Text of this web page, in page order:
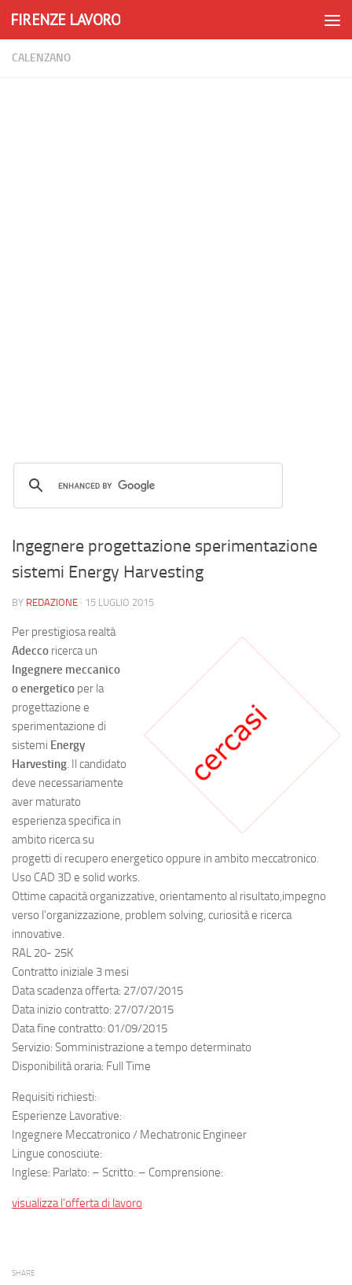
Skip to content
FIRENZE LAVORO
CALENZANO
Ingegnere progettazione sperimentazione
sistemi Energy Harvesting
BY REDAZIONE · 15 LUGLIO 2015
Per prestigiosa realtà
Adecco ricerca un
Ingegnere meccanico
o energetico per la
progettazione e
sperimentazione di
sistemi Energy
Harvesting. Il candidato
deve necessariamente
aver maturato
esperienza specifica in
ambito ricerca su
progetti di recupero energetico oppure in ambito meccatronico.
Uso CAD 3D e solid works.
Ottime capacità organizzative, orientamento al risultato,impegno
verso l’organizzazione, problem solving, curiosità e ricerca
innovative.
RAL 20- 25K
Contratto iniziale 3 mesi
Data scadenza offerta: 27/07/2015
Data inizio contratto: 27/07/2015
Data fine contratto: 01/09/2015
Servizio: Somministrazione a tempo determinato
Disponibilità oraria: Full Time
Requisiti richiesti:
Esperienze Lavorative:
Ingegnere Meccatronico / Mechatronic Engineer
Lingue conosciute:
Inglese: Parlato: – Scritto: – Comprensione:
visualizza l’offerta di lavoro
SHARE